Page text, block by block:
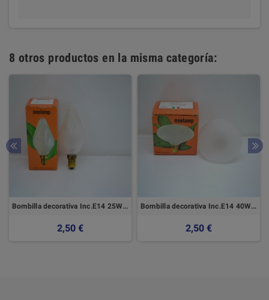
8 otros productos en la misma categoría:
Bombilla decorativa Inc.E14 25W Llama
2,50 €
Bombilla decorativa Inc.E14 40W Satin
2,50 €